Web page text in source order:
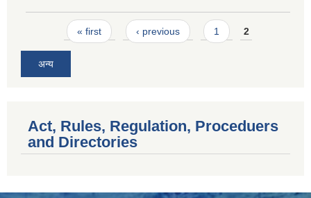
Pages« first ‹ previous 1 2
अन्य
Act, Rules, Regulation, Proceduers
and Directories